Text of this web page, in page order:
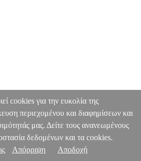
cookies για την ευκολία της
περιεχομένου και διαφημίσεων και
μας. Δείτε τους ανανεωμένους
δεδομένων και τα cookies.
Απόρριψη Αποδοχή